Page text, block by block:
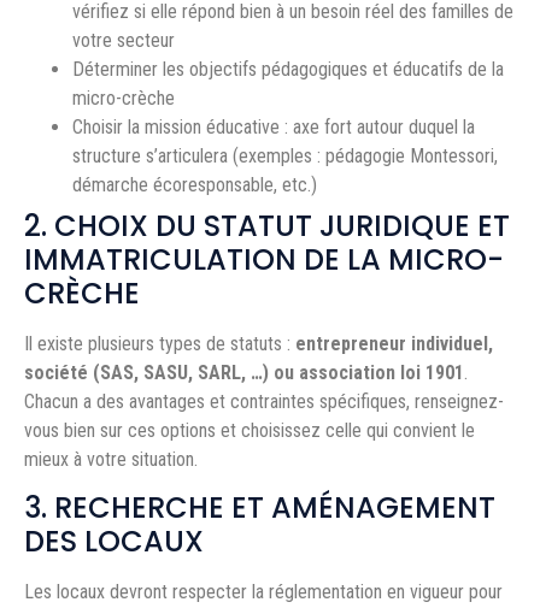
vérifiez si elle répond bien à un besoin réel des familles de
votre secteur
Déterminer les objectifs pédagogiques et éducatifs de la
micro-crèche
Choisir la mission éducative : axe fort autour duquel la
structure s’articulera (exemples : pédagogie Montessori,
démarche écoresponsable, etc.)
2. CHOIX DU STATUT JURIDIQUE ET
IMMATRICULATION DE LA MICRO-
CRÈCHE
Il existe plusieurs types de statuts : entrepreneur individuel,
société (SAS, SASU, SARL, …) ou association loi 1901
Chacun a des avantages et contraintes spécifiques, renseignez-
vous bien sur ces options et choisissez celle qui convient le
mieux à votre situation.
3. RECHERCHE ET AMÉNAGEMENT
DES LOCAUX
Les locaux devront respecter la réglementation en vigueur pour